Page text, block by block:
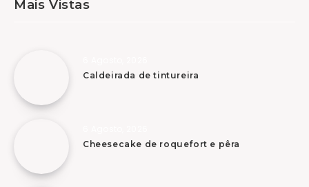
Mais Vistas
Caldeirada de tintureira
Cheesecake de roquefort e pêra